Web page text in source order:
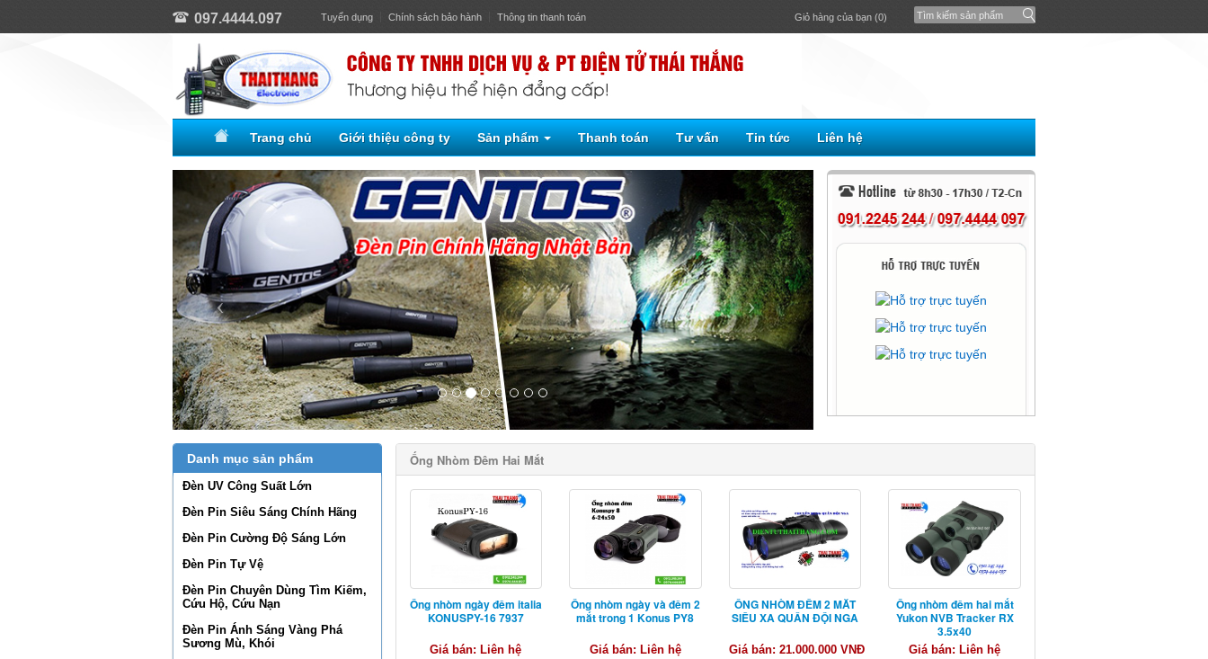
097.4444.097 Tuyển dụng Chính sách bảo hành Thông tin thanh toán Giỏ hàng của bạn (0)
Trang chủ Giới thiệu công ty Sản phẩm Thanh toán Tư vấn Tin tức Liên hệ
Danh mục sản phẩm
Đèn UV Công Suất Lớn
Đèn Pin Siêu Sáng Chính Hãng
Đèn Pin Cường Độ Sáng Lớn
Đèn Pin Tự Vệ
Đèn Pin Chuyên Dùng Tìm Kiếm,
Cứu Hộ, Cứu Nạn
Đèn Pin Ánh Sáng Vàng Phá
Sương Mù, Khói
Ống Nhòm Đêm Hai Mắt
Ống nhòm ngày đêm italia
KONUSPY-16 7937
Giá bán: Liên hệ
Ống nhòm ngày và đêm 2
mắt trong 1 Konus PY8
Giá bán: Liên hệ
ỐNG NHÒM ĐÊM 2 MẮT
SIÊU XA QUÂN ĐỘI NGA
Giá bán: 21.000.000 VNĐ
Ống nhòm đêm hai mắt
Yukon NVB Tracker RX
3.5x40
Giá bán: Liên hệ